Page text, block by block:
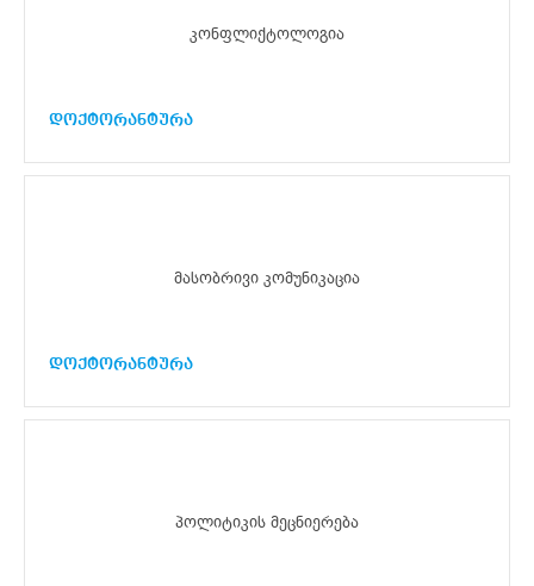
კონფლიქტოლოგია
დოქტორანტურა
მასობრივი კომუნიკაცია
დოქტორანტურა
პოლიტიკის მეცნიერება